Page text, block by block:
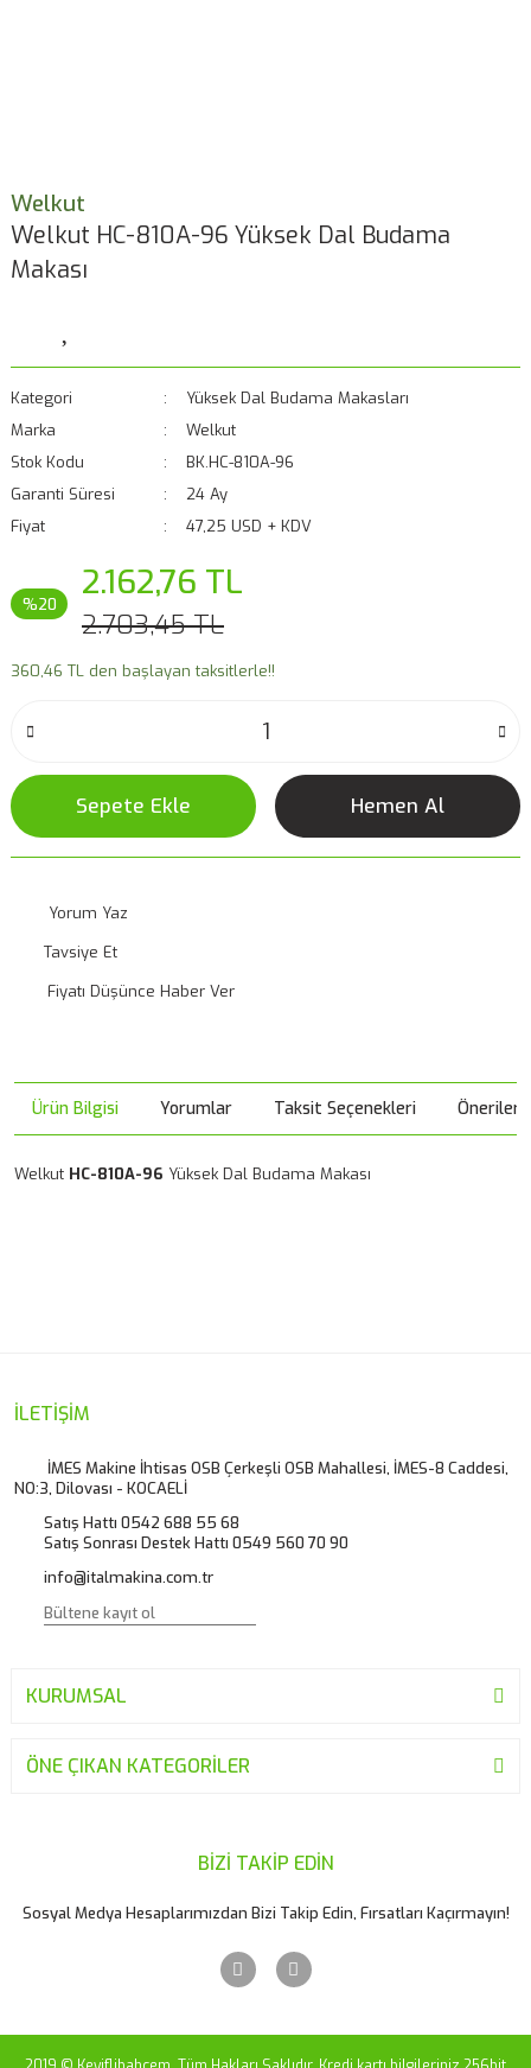
Welkut
Welkut HC-810A-96 Yüksek Dal Budama
Makası
Kategori
Yüksek Dal Budama Makasları
Marka
Welkut
Stok Kodu
BK.HC-810A-96
Garanti Süresi
24 Ay
Fiyat
47,25 USD + KDV
%20 2.162,76 TL
2.703,45 TL
360,46 TL den başlayan taksitlerle!!
Sepete Ekle Hemen Al
Yorum Yaz
Tavsiye Et
Fiyatı Düşünce Haber Ver
Ürün Bilgisi Yorumlar Taksit Seçenekleri
Welkut HC-810A-96 Yüksek Dal Budama Makası
Ürün resmi kalitesiz, bozuk veya görüntülenemiyor.
Ürün bilgilerinde hatalar bulunuyor.
Ürün fiyatı diğer sitelerden daha pahalı.
Bu ürüne benzer farklı alternatifler olmalı.
İLETİŞİM
İMES Makine İhtisas OSB Çerkeşli OSB Mahallesi, İMES-8 Caddesi,
NO:3, Dilovası - KOCAELİ
Satış Hattı 0542 688 55 68
Satış Sonrası Destek Hattı 0549 560 70 90
info@italmakina.com.tr
KURUMSAL
ÖNE ÇIKAN KATEGORİLER
BİZİ TAKİP EDİN
Sosyal Medya Hesaplarımızdan Bizi Takip Edin, Fırsatları Kaçırmayın!